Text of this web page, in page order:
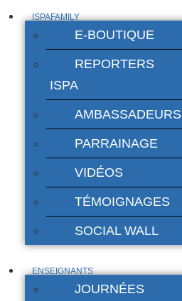
ISPAFAMILY
E-BOUTIQUE
REPORTERS
ISPA
AMBASSADEURS
PARRAINAGE
VIDÉOS
TÉMOIGNAGES
SOCIAL WALL
ENSEIGNANTS
JOURNÉES